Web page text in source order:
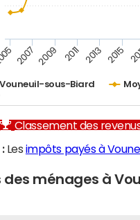
Vouneuil-sous-Biard
2007 2009 2011 2013 2015
Classement des
Les impôts payés à
des ménages à